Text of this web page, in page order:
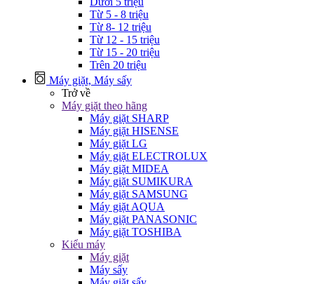
Từ 5 - 8 triệu
Từ 8- 12 triệu
Từ 12 - 15 triệu
Từ 15 - 20 triệu
Trên 20 triệu
Máy giặt, Máy sấy
Trở về
Máy giặt theo hãng
Máy giặt SHARP
Máy giặt HISENSE
Máy giặt LG
Máy giặt ELECTROLUX
Máy giặt MIDEA
Máy giặt SUMIKURA
Máy giặt SAMSUNG
Máy giặt AQUA
Máy giặt PANASONIC
Máy giặt TOSHIBA
Kiểu máy
Máy giặt
Máy sấy